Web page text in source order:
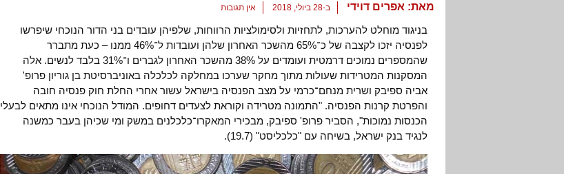
מאת: אפרים דוידי ב-28 ביולי, 2018 אין תגובות
בניגוד מוחלט להערכות, לתחזיות ולסימולציות הרווחות, שלפיהן עובדים בני הדור הנוכחי שיפרשו
לפנסיה יזכו לקצבה של כ־65% מהשכר האחרון שלהן ועובדות ל־46% ממנו – כעת מתברר
שהמספרים נמוכים דרמטית ועומדים על 38% מהשכר האחרון לגברים ו־31% בלבד לנשים. אלה
המסקנות המטרידות שעולות מתוך מחקר שערכו במחלקה לכלכלה באוניברסיטת בן גוריון פרופ'
אביה ספיבק ושרית מנחם־כרמי על מצב הפנסיה בישראל עשור אחרי החלת חוק פנסיה חובה
והפרטת קרנות הפנסיה. "התמונה מטרידה וקוראת לצעדים דחופים. המודל הנוכחי אינו מתאים לבעלי
הכנסות נמוכות", הסביר פרופ' ספיבק, מבכירי המאקרו־כלכלנים במשק ומי שכיהן בעבר כמשנה
לנגיד בנק ישראל, בשיחה עם "כלכליסט" (19.7).